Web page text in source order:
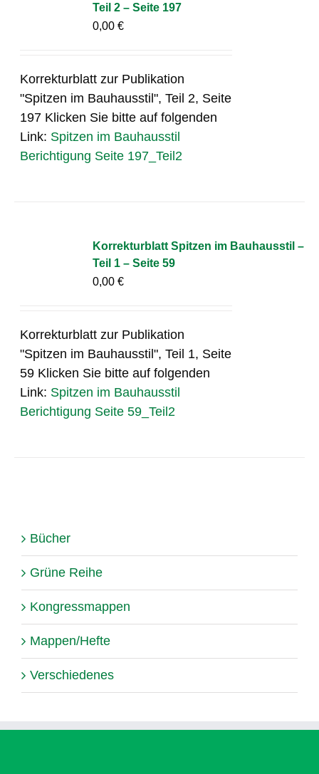
Teil 2 – Seite 197
0,00€
Korrekturblatt zur Publikation
"Spitzen im Bauhausstil", Teil 2, Seite
197 Klicken Sie bitte auf folgenden
Link: Spitzen im Bauhausstil
Berichtigung Seite 197_Teil2
Korrekturblatt Spitzen im Bauhausstil –
Teil 1 – Seite 59
0,00€
Korrekturblatt zur Publikation
"Spitzen im Bauhausstil", Teil 1, Seite
59 Klicken Sie bitte auf folgenden
Link: Spitzen im Bauhausstil
Berichtigung Seite 59_Teil2
Bücher
Grüne Reihe
Kongressmappen
Mappen/Hefte
Verschiedenes